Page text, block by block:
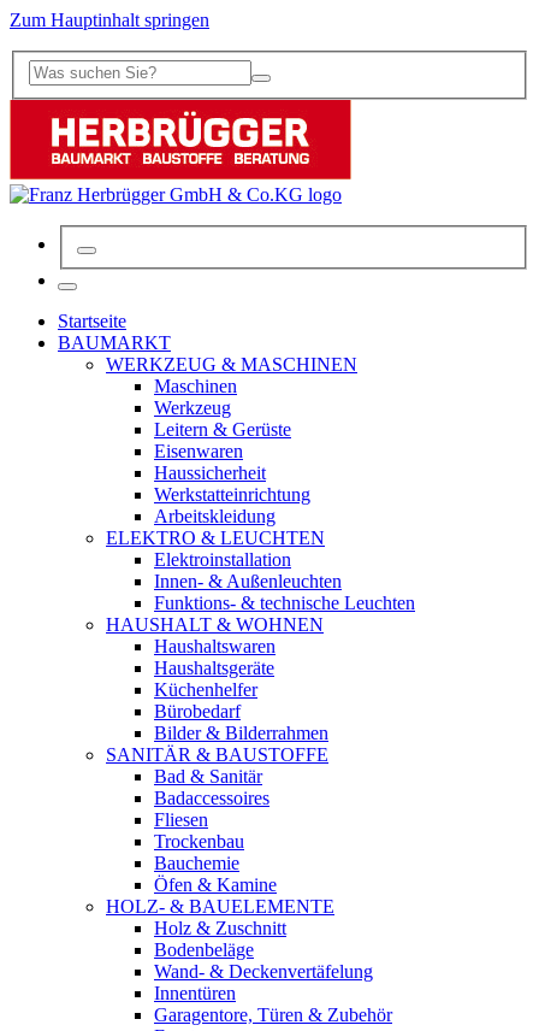
Zum Hauptinhalt springen
Startseite
BAUMARKT
WERKZEUG & MASCHINEN
Maschinen
Werkzeug
Leitern & Gerüste
Eisenwaren
Haussicherheit
Werkstatteinrichtung
Arbeitskleidung
ELEKTRO & LEUCHTEN
Elektroinstallation
Innen- & Außenleuchten
Funktions- & technische Leuchten
HAUSHALT & WOHNEN
Haushaltswaren
Haushaltsgeräte
Küchenhelfer
Bürobedarf
Bilder & Bilderrahmen
SANITÄR & BAUSTOFFE
Bad & Sanitär
Badaccessoires
Fliesen
Trockenbau
Bauchemie
Öfen & Kamine
HOLZ- & BAUELEMENTE
Holz & Zuschnitt
Bodenbeläge
Wand- & Deckenvertäfelung
Innentüren
Garagentore, Türen & Zubehör